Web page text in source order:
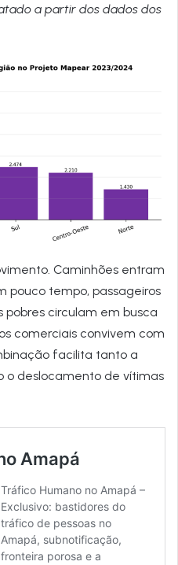
a partir dos dados dos
Caminhões entram
pouco tempo, passageiros
circulam em busca
comerciais convivem com
facilita tanto a
o deslocamento de vítimas